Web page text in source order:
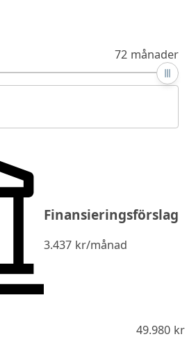
72 månader
Finansieringsförslag
3.437 kr/månad
49.980kr